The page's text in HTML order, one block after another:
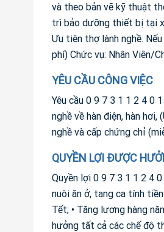
và theo bản vẽ kỹ thuật
trì bảo dưỡng thiết bị tại
Ưu tiên thợ lành nghề.
phí) Chức vụ: Nhân Viên/
YÊU CẦU CÔNG VIỆC
Yêu cầu 0 9 7 3 1 1 2 4 0
nghề về hàn điện, hàn
nghề và cấp chứng chỉ
QUYỀN LỢI ĐƯỢC
Quyền lợi 0 9 7 3 1 1 2 4
nuôi ăn ở, tang ca tính
Tết; • Tăng lương hàng
hưởng tất cả các chế độ